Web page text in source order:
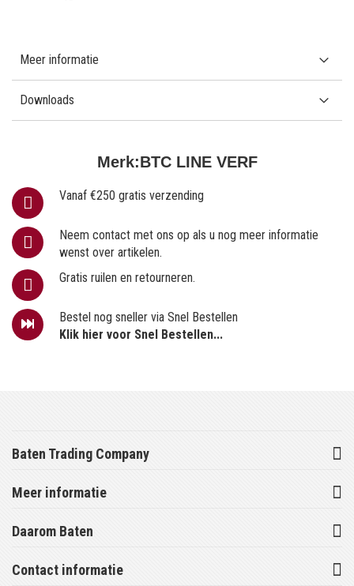
Merk:BTC LINE VERF
Vanaf €250 gratis verzending
Neem contact met ons op als u nog meer informatie
wenst over artikelen.
Gratis ruilen en retourneren.
Bestel nog sneller via Snel Bestellen
Klik hier voor Snel Bestellen...
Meer informatie
Downloads
Baten Trading Company
Meer informatie
Daarom Baten
Contact informatie